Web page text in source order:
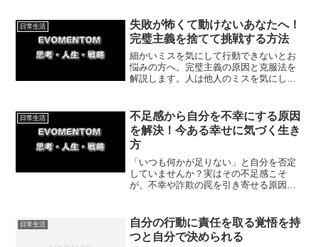
日常生活
失敗が怖くて動けないあなたへ！
完璧主義を捨てて挑戦する方法
細かいミスを気にして行動できないとお
悩みの方へ。完璧主義の原因と克服法を
解説します。人は他人のミスを気にして
放して、自分らしくどんどん行動できる
一歩を踏み出しましょう。
日常生活
不足感から自分を不幸にする原因
を解決！今ある幸せに気づく生き
方
「いつも何かが足りない」と自分を否定
していませんか？実はその不足感こそ
が、不幸や詐欺の罠を引き寄せる原因で
たし方を知ることで、もううまい話に振
り回されなくなります。
日常生活
自分の行動に責任を取る覚悟を持
つと自分で決められる